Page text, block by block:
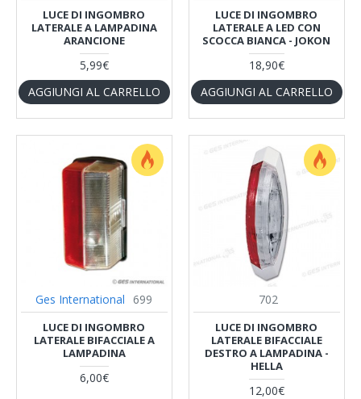
LUCE DI INGOMBRO
LATERALE A LAMPADINA
ARANCIONE
5,99€
AGGIUNGI AL CARRELLO
LUCE DI INGOMBRO
LATERALE A LED CON
SCOCCA BIANCA - JOKON
18,90€
AGGIUNGI AL CARRELLO
Ges International 699
LUCE DI INGOMBRO
LATERALE BIFACCIALE A
LAMPADINA
6,00€
702
LUCE DI INGOMBRO
LATERALE BIFACCIALE
DESTRO A LAMPADINA -
HELLA
12,00€